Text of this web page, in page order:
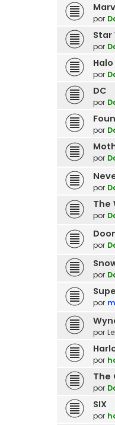
por
Star
por
Halo
por
DC
por
por
por
por
The
por
por
por
por
por
por
The
por
SIX
por